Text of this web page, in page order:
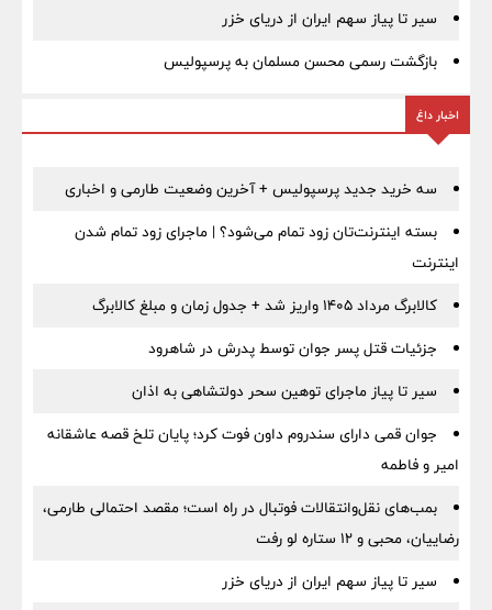
سیر تا پیاز سهم ایران از دریای خزر
بازگشت رسمی محسن مسلمان به پرسپولیس
اخبار داغ
سه خرید جدید پرسپولیس + آخرین وضعیت طارمی و اخباری
بسته اینترنت‌تان زود تمام می‌شود؟ | ماجرای زود تمام شدن
اینترنت
کالابرگ مرداد ۱۴۰۵ واریز شد + جدول زمان و مبلغ کالابرگ
جزئیات قتل پسر جوان توسط پدرش در شاهرود
سیر تا پیاز ماجرای توهین سحر دولتشاهی به اذان
جوان قمی دارای سندروم داون فوت کرد؛ پایان تلخ قصه عاشقانه
امیر و فاطمه
بمب‌های نقل‌وانتقالات فوتبال در راه است؛ مقصد احتمالی طارمی،
رضاییان، محبی و ۱۲ ستاره لو رفت
سیر تا پیاز سهم ایران از دریای خزر